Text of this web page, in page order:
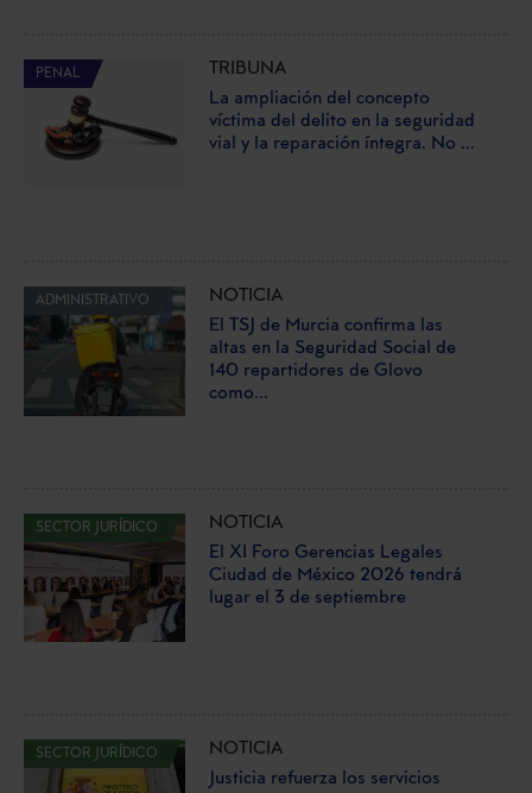
PENAL
TRIBUNA
La ampliación del concepto
víctima del delito en la seguridad
vial y la reparación íntegra. No ...
ADMINISTRATIVO
NOTICIA
El TSJ de Murcia confirma las
altas en la Seguridad Social de
140 repartidores de Glovo
como...
SECTOR JURÍDICO
NOTICIA
El XI Foro Gerencias Legales
Ciudad de México 2026 tendrá
lugar el 3 de septiembre
SECTOR JURÍDICO
NOTICIA
Justicia refuerza los servicios